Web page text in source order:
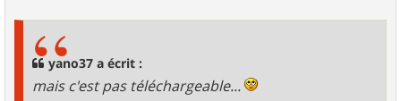
yano37 a écrit :
mais c'est pas téléchargeable...